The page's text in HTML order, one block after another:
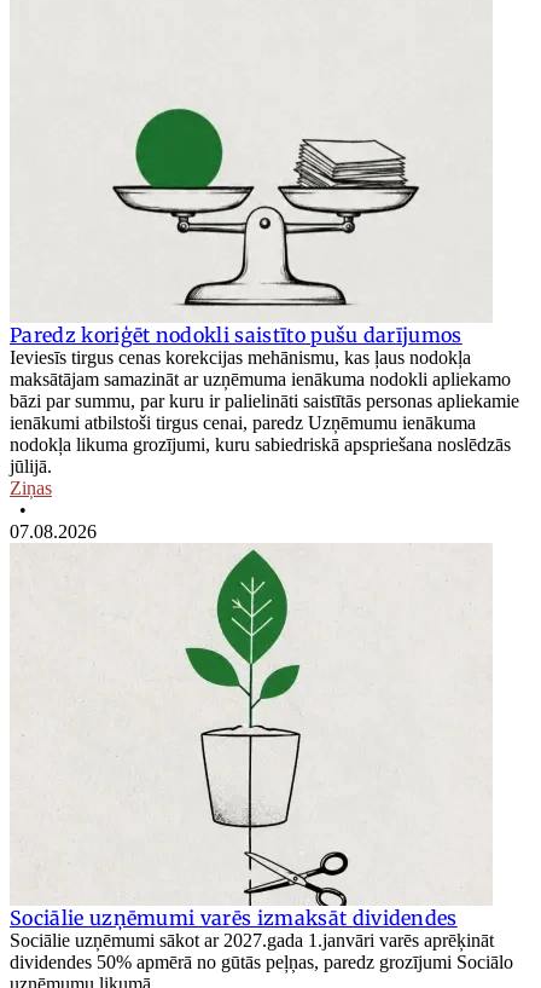
Paredz koriģēt nodokli saistīto pušu darījumos
Ieviesīs tirgus cenas korekcijas mehānismu, kas ļaus nodokļa
maksātājam samazināt ar uzņēmuma ienākuma nodokli apliekamo
bāzi par summu, par kuru ir palielināti saistītās personas apliekamie
ienākumi atbilstoši tirgus cenai, paredz Uzņēmumu ienākuma
nodokļa likuma grozījumi, kuru sabiedriskā apspriešana noslēdzās
jūlijā.
Ziņas
•
07.08.2026
Sociālie uzņēmumi varēs izmaksāt dividendes
Sociālie uzņēmumi sākot ar 2027.gada 1.janvāri varēs aprēķināt
dividendes 50% apmērā no gūtās peļņas, paredz grozījumi Sociālo
uzņēmumu likumā